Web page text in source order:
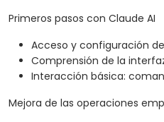
Primeros pasos con Claude AI
Acceso y configuración
Comprensión de la
Interacción básica:
Mejora de las operaciones